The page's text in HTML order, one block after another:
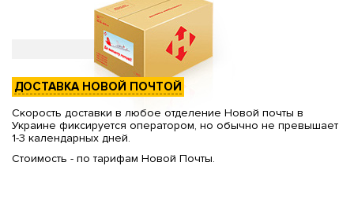
ДОСТАВКА НОВОЙ ПОЧТОЙ
Скорость доставки в любое отделение Новой почты в
Украине фиксируется оператором, но обычно не превышает
1-3 календарных дней.
Стоимость - по тарифам Новой Почты.